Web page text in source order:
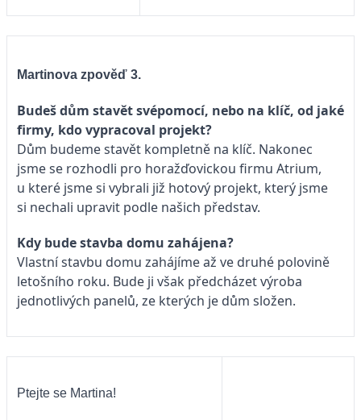
Martinova zpověď 3.
Budeš dům stavět svépomocí, nebo na klíč, od jaké
firmy, kdo vypracoval projekt?
Dům budeme stavět kompletně na klíč. Nakonec
jsme se rozhodli pro horažďovickou firmu Atrium,
u které jsme si vybrali již hotový projekt, který jsme
si nechali upravit podle našich představ.
Kdy bude stavba domu zahájena?
Vlastní stavbu domu zahájíme až ve druhé polovině
letošního roku. Bude ji však předcházet výroba
jednotlivých panelů, ze kterých je dům složen.
Ptejte se Martina!